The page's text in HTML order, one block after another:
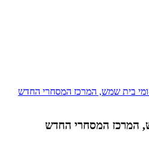
בית שמש, המרכז המסחרי החדש
המרכז המסחרי החדש